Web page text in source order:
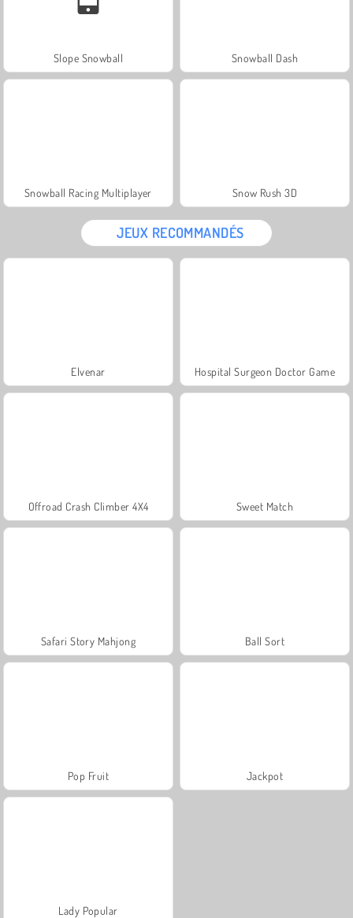
Slope Snowball Snowball Dash
Snowball Racing Multiplayer Snow Rush 3D
JEUX RECOMMANDÉS
Elvenar Hospital Surgeon Doctor Game
Offroad Crash Climber 4X4 Sweet Match
Safari Story Mahjong Ball Sort
Pop Fruit Jackpot
Lady Popular